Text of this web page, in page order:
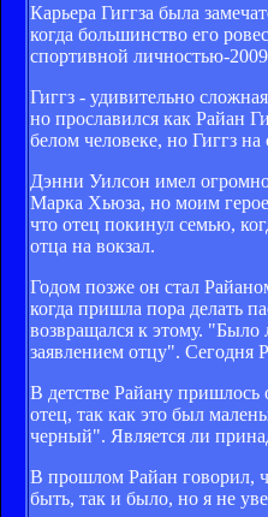
Карьера Гиггза была
когда большинство его
спортивной личностью-
Гиггз - удивительно
но прославился как Райан
белом человеке, но Гиггз
Дэнни Уилсон имел
Марка Хьюза, но моим
что отец покинул семью,
отца на вокзал.
Годом позже он стал
когда пришла пора делать
возвращался к этому. "Было
заявлением отцу". Сегодня
В детстве Райану пришлось
отец, так как это был
черный". Является ли
В прошлом Райан говорил,
быть, так и было, но я не